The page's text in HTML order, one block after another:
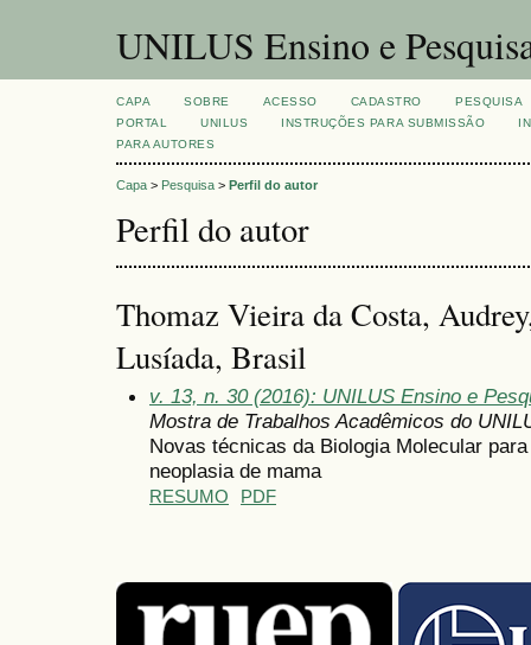
UNILUS Ensino e
CAPA SOBRE ACESSO CADASTRO
PESQUISA
PORTAL
UNILUS INSTRUÇÕES PARA SUBMISSÃO
PARA AUTORES
Capa > Pesquisa > Perfil do autor
Perfil do autor
Thomaz Vieira da Costa,
Lusíada, Brasil
v. 13, n. 30 (2016): UNILUS Ensino e
Mostra de Trabalhos Acadêmicos do
Novas técnicas da Biologia Molecular
neoplasia de mama
RESUMO PDF